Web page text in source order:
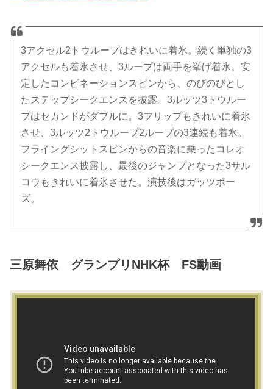
3アクセル2トウループはきれいに着氷。続く単独の3
アクセルも着氷させ、3ループは両手を挙げ着氷。安
定したコンビネーションスピンから、のびのびとし
たステップシークエンスを披露。3ルッツ3トウルー
プはセカンドがダブルに。3フリップもきれいに着氷
させ、3ルッツ2トウループ2ループの3連続も着氷。
フライングシットスピンからの音楽に乗ったコレオ
シークエンス披露し、最後のジャンプとなった3サル
コウもきれいに着氷させた。演技後はガッツポー
ズ。
三原舞依 グランプリNHK杯 FS動画